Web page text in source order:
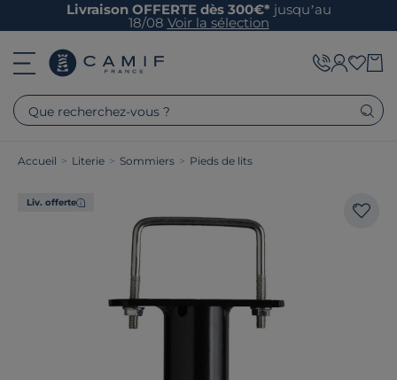
Livraison OFFERTE dès 300€* jusqu’au
18/08 Voir la sélection
Que recherchez-vous ?
Accueil > Literie > Sommiers > Pieds de lits
Liv. offerte